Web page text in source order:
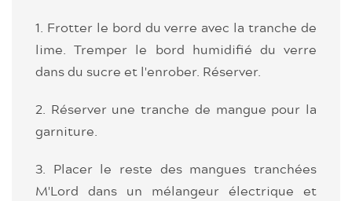
1. Frotter le bord du verre avec la tranche de
lime. Tremper le bord humidifié du verre
dans du sucre et l'enrober. Réserver.
2. Réserver une tranche de mangue pour la
garniture.
3. Placer le reste des mangues tranchées
M'Lord dans un mélangeur électrique et